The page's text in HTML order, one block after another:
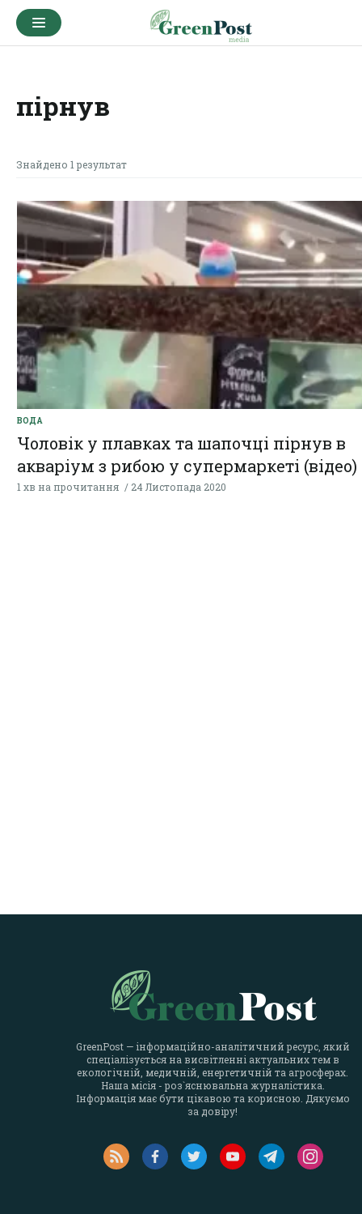
пірнув
Знайдено 1 результат
ВОДА
Чоловік у плавках та шапочці пірнув в
акваріум з рибою у супермаркеті (відео)
1 хв на прочитання 24 Листопада 2020
GreenPost — інформаційно-аналітичний ресурс, який
спеціалізується на висвітленні актуальних тем в
екологічній, медичній, енергетичній та агросферах.
Наша місія - роз`яснювальна журналістика.
Інформація має бути цікавою та корисною. Дякуємо
за довіру!